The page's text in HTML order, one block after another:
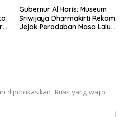
Gubernur Al Haris: Museum
Sriwijaya Dharmakirti Rekam
Jejak Peradaban Masa Lalu
dipublikasikan. Ruas yang wajib